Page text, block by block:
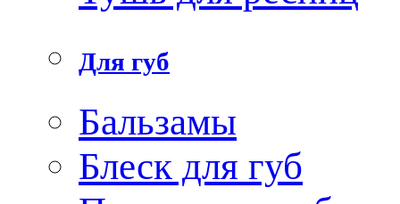
Для губ
Бальзамы
Блеск для губ